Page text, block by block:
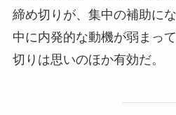
締め切りが、集中の補助に
中に内発的な動機が弱まっ
切りは思いのほか有効だ。